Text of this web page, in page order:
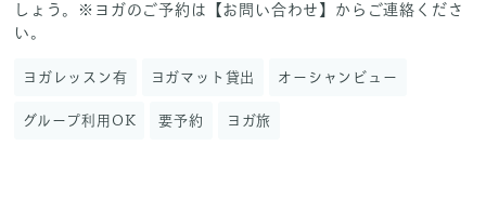
しょう。※ヨガのご予約は【お問い合わせ】からご連絡くださ
い。
ヨガレッスン有 ヨガマット貸出 オーシャンビュー
グループ利用OK 要予約 ヨガ旅